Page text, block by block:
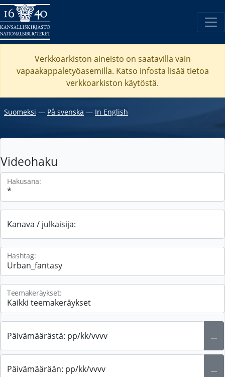
Verkkoarkiston aineisto on saatavilla vain
vapaakappaletyöasemilla. Katso infosta lisää tietoa
verkkoarkiston käytöstä.
Suomeksi ― På svenska ― In English
Videohaku
Hakusana:
Kanava / julkaisija:
Hashtag:
Teemakeräykset:
Päivämäärästä: pp/kk/vvvv ...
Päivämäärään: pp/kk/vvvv ...